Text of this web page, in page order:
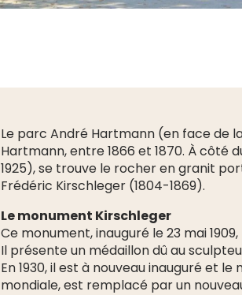
Le parc André Hartmann (en face de
Hartmann, entre 1866 et 1870. À côté
1925), se trouve le rocher en granit
Frédéric Kirschleger (1804-1869).
Le monument Kirschleger
Ce monument, inauguré le 23 mai
Il présente un médaillon dû au
En 1930, il est à nouveau inauguré et
mondiale, est remplacé par un